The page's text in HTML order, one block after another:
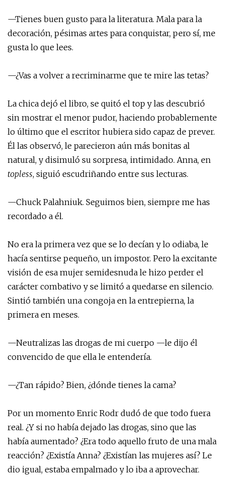
—Tienes buen gusto para la literatura. Mala para la
decoración, pésimas artes para conquistar, pero sí, me
gusta lo que lees.
—¿Vas a volver a recriminarme que te mire las tetas?
La chica dejó el libro, se quitó el top y las descubrió
sin mostrar el menor pudor, haciendo probablemente
lo último que el escritor hubiera sido capaz de prever.
Él las observó, le parecieron aún más bonitas al
natural, y disimuló su sorpresa, intimidado. Anna, en
topless, siguió escudriñando entre sus lecturas.
—Chuck Palahniuk. Seguimos bien, siempre me has
recordado a él.
No era la primera vez que se lo decían y lo odiaba, le
hacía sentirse pequeño, un impostor. Pero la excitante
visión de esa mujer semidesnuda le hizo perder el
carácter combativo y se limitó a quedarse en silencio.
Sintió también una congoja en la entrepierna, la
primera en meses.
—Neutralizas las drogas de mi cuerpo —le dijo él
convencido de que ella le entendería.
—¿Tan rápido? Bien, ¿dónde tienes la cama?
Por un momento Enric Rodr dudó de que todo fuera
real. ¿Y si no había dejado las drogas, sino que las
había aumentado? ¿Era todo aquello fruto de una mala
reacción? ¿Existía Anna? ¿Existían las mujeres así? Le
dio igual, estaba empalmado y lo iba a aprovechar.